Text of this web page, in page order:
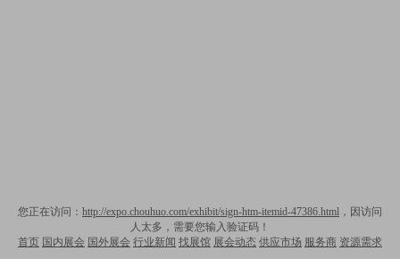
您正在访问： http://expo.chouhuo.com/exhibit/sign-htm-itemid-47386.html ，因访问
人太多，需要您输入验证码！
首页 国内展会 国外展会 行业新闻 找展馆 展会动态 供应市场 服务商 资源需求